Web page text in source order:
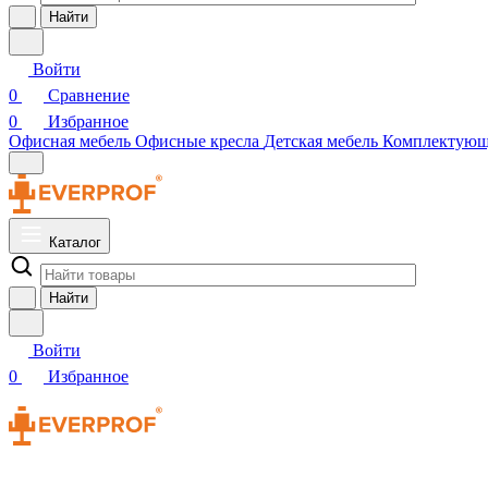
Найти
Войти
0
Сравнение
0
Избранное
Офисная мебель Офисные кресла Детская мебель
Каталог
Найти
Войти
0
Избранное